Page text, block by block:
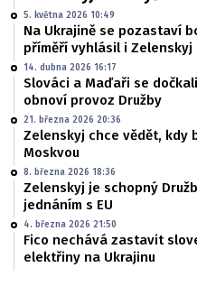
5. května 2026 10:49
Na Ukrajině se pozastaví
příměří vyhlásil i Zelenskyj
14. dubna 2026 16:17
Slováci a Maďaři se
obnoví provoz Družby
21. března 2026 20:36
Zelenskyj chce vědět, kdy
Moskvou
8. března 2026 18:36
Zelenskyj je schopný
jednáním s EU
4. března 2026 21:50
Fico nechává zastavit
elektřiny na Ukrajinu